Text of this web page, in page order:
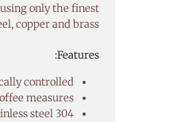
only the finest
copper and brass.
Features:
controlled.
measures.
steel 304.